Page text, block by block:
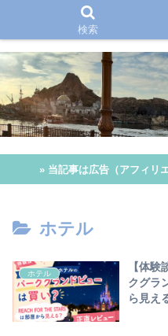
» 当記事は広告（アフィリ
ホテル
ホテル
【体
クグラ
ら見え
検索